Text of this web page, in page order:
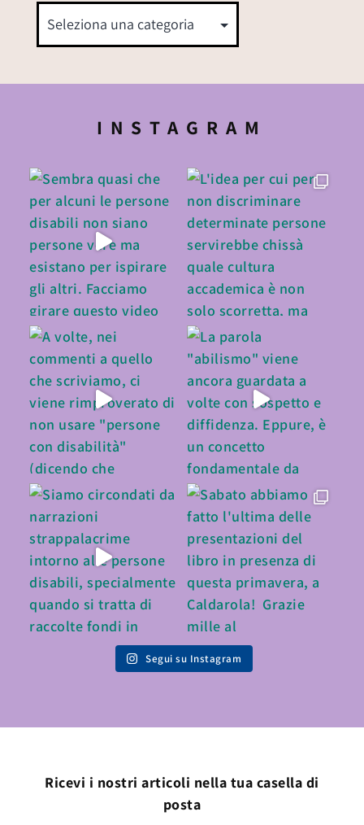
INSTAGRAM
Segui su Instagram
Ricevi i nostri articoli nella tua casella di
posta